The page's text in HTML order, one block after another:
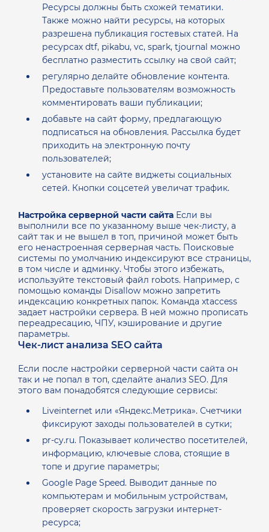
Ресурсы должны быть схожей тематики.
Также можно найти ресурсы, на которых
разрешена публикация гостевых статей. На
ресурсах dtf, pikabu, vc, spark, tjournal можно
бесплатно разместить ссылку на свой сайт;
регулярно делайте обновление контента.
Предоставьте пользователям возможность
комментировать ваши публикации;
добавьте на сайт форму, предлагающую
подписаться на обновления. Рассылка будет
приходить на электронную почту
пользователей;
установите на сайте виджеты социальных
сетей. Кнопки соцсетей увеличат трафик.
Настройка серверной части сайта Если вы
выполнили все по указанному выше чек-листу, а
сайт так и не вышел в топ, причиной может быть
его ненастроенная серверная часть. Поисковые
системы по умолчанию индексируют все страницы,
в том числе и админку. Чтобы этого избежать,
используйте текстовый файл robots. Например, с
помощью команды Disallow можно запретить
индексацию конкретных папок. Команда xtaccess
задает настройки сервера. В ней можно прописать
переадресацию, ЧПУ, кэширование и другие
параметры.
Чек-лист анализа SEO сайта
Если после настройки серверной части сайта он
так и не попал в топ, сделайте анализ SEO. Для
этого вам понадобятся следующие сервисы:
Liveinternet или «Яндекс.Метрика». Счетчики
фиксируют заходы пользователей в сутки;
pr-cy.ru. Показывает количество посетителей,
информацию, ключевые слова, стоящие в
топе и другие параметры;
Google Page Speed. Выводит данные по
компьютерам и мобильным устройствам,
проверяет скорость загрузки интернет-
ресурса;